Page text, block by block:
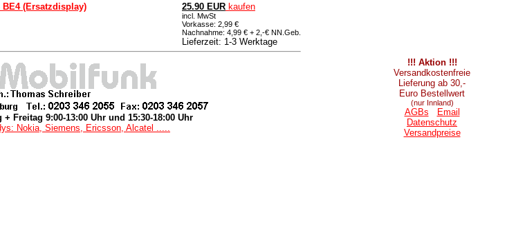
BE4 (Ersatzdisplay) 25.90 EUR kaufen
incl. MwSt
Vorkasse: 2,99 €
Nachnahme: 4,99 € + 2,-€ NN.Geb.
Lieferzeit: 1-3 Werktage
Freitag 9:00-13:00 Uhr und 15:30-18:00 Uhr
Nokia, Siemens, Ericsson, Alcatel .....
!!! Aktion !!!
Versandkostenfreie
Lieferung ab 30,-
Euro Bestellwert
(nur Innland)
AGBs
Email
Datenschutz
Versandpreise